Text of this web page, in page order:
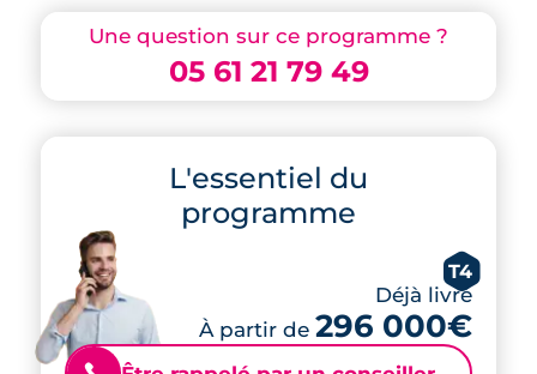
Une question sur ce programme ?
05 61 21 79 49
L'essentiel du
programme
T4
Déjà livré
À partir de 296 000€